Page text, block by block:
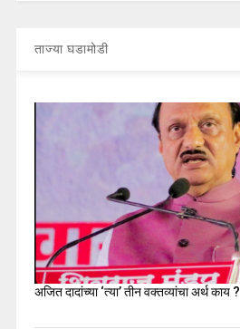
ताज्या घडामोडी
अजित दादांच्या ‘त्या’ तीन वक्तव्यांचा अर्थ काय ?